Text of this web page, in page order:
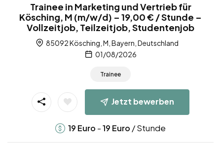
Trainee in Marketing und Vertrieb für
Kösching, M (m/w/d) – 19,00 € / Stunde –
Vollzeitjob, Teilzeitjob, Studentenjob
85092 Kösching, M, Bayern, Deutschland
01/08/2026
Trainee
Jetzt bewerben
19 Euro -19 Euro / Stunde